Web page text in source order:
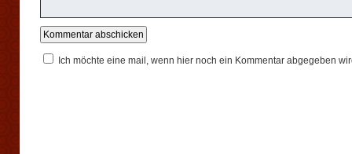
Ich möchte eine mail, wenn hier noch ein Kommentar abgegeben